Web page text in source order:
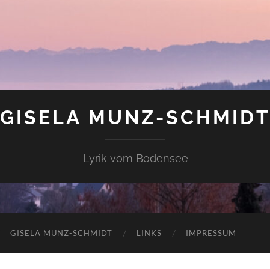
GISELA MUNZ-SCHMIDT
Lyrik vom Bodensee
GISELA MUNZ-SCHMIDT LINKS IMPRESSUM